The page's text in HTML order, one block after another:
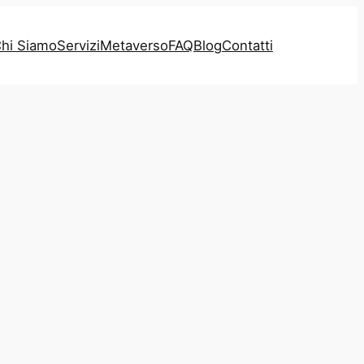
SiamoServiziMetaversoFAQBlogContatti